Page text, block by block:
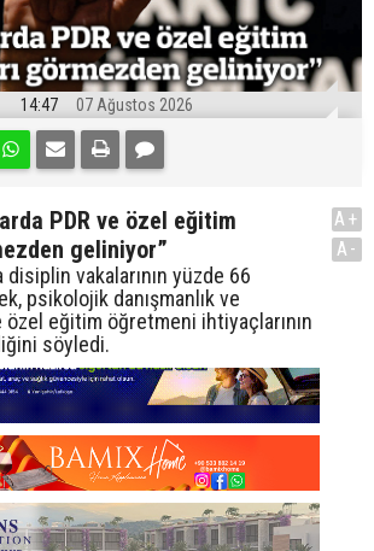
14:47 07 Ağustos 2026
PDR ve özel eğitim
geliniyor”
disiplin vakalarının yüzde 66
psikolojik danışmanlık ve
eğitim öğretmeni ihtiyaçlarının
söyledi.
A+
A-